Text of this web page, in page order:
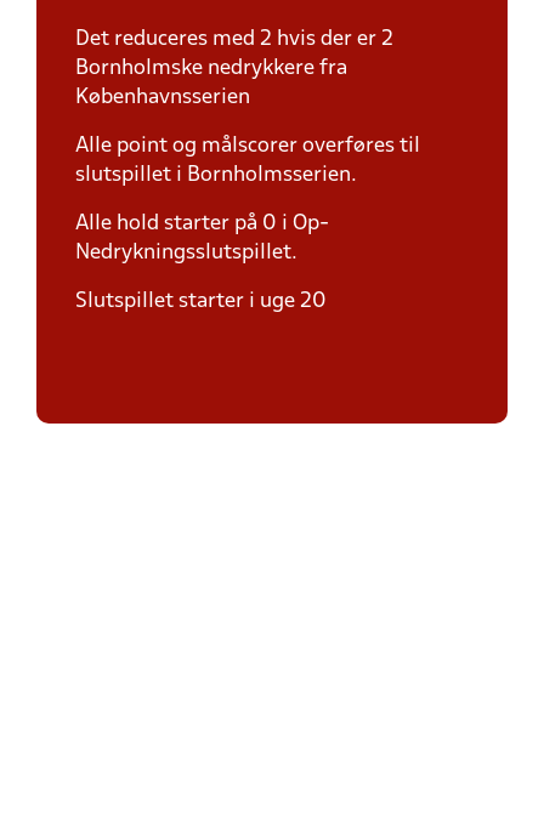
Det reduceres med 2 hvis der er 2
Bornholmske nedrykkere fra
Københavnsserien
Alle point og målscorer overføres til
slutspillet i Bornholmsserien.
Alle hold starter på 0 i Op-
Nedrykningsslutspillet.
Slutspillet starter i uge 20